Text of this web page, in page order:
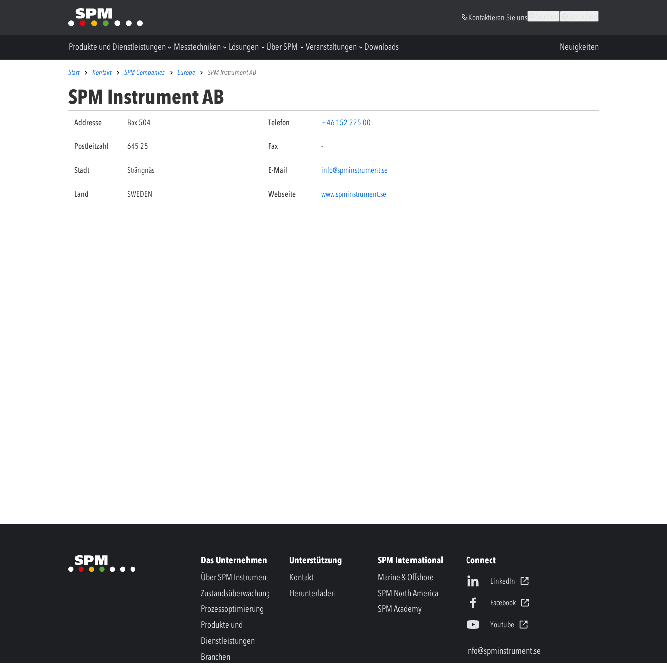
Kontaktieren Sie uns
Produkte und Dienstleistungen Messtechniken Lösungen Über SPM Veranstaltungen Downloads Neuigkeiten
Start Kontakt SPM Companies Europe SPM Instrument AB
SPM Instrument AB
Addresse Box 504 Telefon +46 152 225 00
Postleitzahl 645 25 Fax -
Stadt Strängnäs E-Mail info@spminstrument.se
Land SWEDEN Webseite www.spminstrument.se
Das Unternehmen
Über SPM Instrument
Zustandsüberwachung
Prozessoptimierung
Produkte und
Dienstleistungen
Branchen
Unterstützung
Kontakt
Herunterladen
SPM International
Marine & Offshore
SPM North America
SPM Academy
Connect
LinkedIn
Facebook
Youtube
info@spminstrument.se